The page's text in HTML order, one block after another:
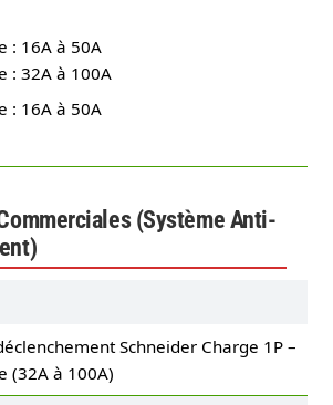
: 16A à 50A
: 32A à 100A
: 16A à 50A
(Système Anti-
Schneider Charge 1P –
(32A à 100A)